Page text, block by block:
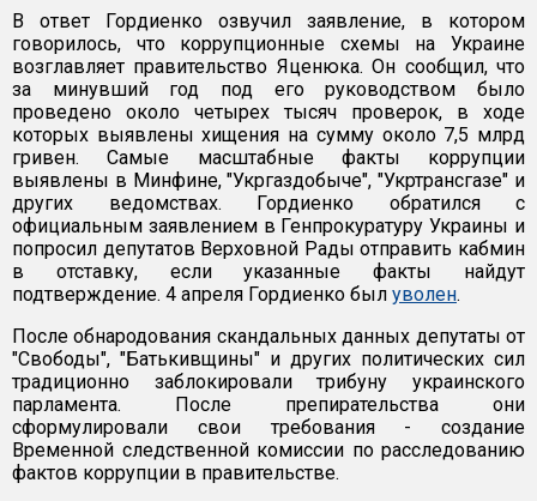
В ответ Гордиенко озвучил заявление, в котором
говорилось, что коррупционные схемы на Украине
возглавляет правительство Яценюка. Он сообщил, что
за минувший год под его руководством было
проведено около четырех тысяч проверок, в ходе
которых выявлены хищения на сумму около 7,5 млрд
гривен. Самые масштабные факты коррупции
выявлены в Минфине, "Укргаздобыче", "Укртрансгазе" и
других ведомствах. Гордиенко обратился с
официальным заявлением в Генпрокуратуру Украины и
попросил депутатов Верховной Рады отправить кабмин
в отставку, если указанные факты найдут
подтверждение. 4 апреля Гордиенко был уволен.
После обнародования скандальных данных депутаты от
"Свободы", "Батькивщины" и других политических сил
традиционно заблокировали трибуну украинского
парламента. После препирательства они
сформулировали свои требования - создание
Временной следственной комиссии по расследованию
фактов коррупции в правительстве.